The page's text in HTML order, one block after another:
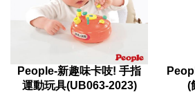
People-新趣味卡吱! 手指
運動玩具(UB063-2023)
(